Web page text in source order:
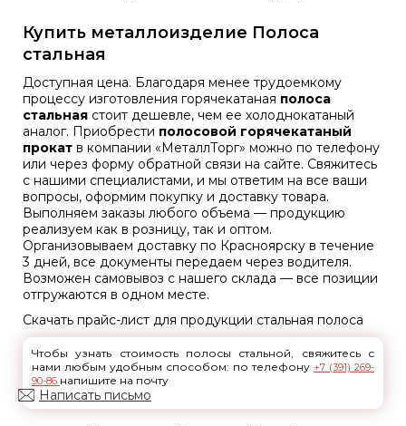
Купить металлоизделие Полоса
стальная
Доступная цена. Благодаря менее трудоемкому
процессу изготовления горячекатаная полоса
стальная стоит дешевле, чем ее холоднокатаный
аналог. Приобрести полосовой горячекатаный
прокат в компании «МеталлТорг» можно по телефону
или через форму обратной связи на сайте. Свяжитесь
с нашими специалистами, и мы ответим на все ваши
вопросы, оформим покупку и доставку товара.
Выполняем заказы любого объема — продукцию
реализуем как в розницу, так и оптом.
Организовываем доставку по Красноярску в течение
3 дней, все документы передаем через водителя.
Возможен самовывоз с нашего склада — все позиции
отгружаются в одном месте.
Скачать прайс-лист для продукции стальная полоса
Чтобы узнать стоимость полосы стальной, свяжитесь с
нами любым удобным способом: по телефону +7 (391) 269-
90-86 напишите на почту
Написать письмо